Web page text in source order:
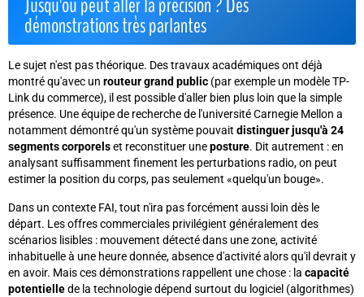
Jusqu'où peut aller la précision ? Des
démonstrations très parlantes
Le sujet n'est pas théorique. Des travaux académiques ont déjà
montré qu'avec un routeur grand public (par exemple un modèle TP-
Link du commerce), il est possible d'aller bien plus loin que la simple
présence. Une équipe de recherche de l'université Carnegie Mellon a
notamment démontré qu'un système pouvait distinguer jusqu'à 24
segments corporelset reconstituer uneposture. Dit autrement : en
analysant suffisamment finement les perturbations radio, on peut
estimer la position du corps, pas seulement «quelqu'un bouge».
Dans un contexte FAI, tout n'ira pas forcément aussi loin dès le
départ. Les offres commerciales privilégient généralement des
scénarios lisibles : mouvement détecté dans une zone, activité
inhabituelle à une heure donnée, absence d'activité alors qu'il devrait y
en avoir. Mais ces démonstrations rappellent une chose : la capacité
potentiellede la technologie dépend surtout du logiciel (algorithmes)